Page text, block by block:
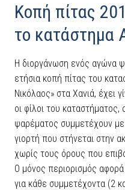
Κοπή πίτας
το κατάστημα
Η διοργάνωση ενός αγώνα
ετήσια κοπή πίτας του
Νικόλαος» στα Χανιά, έχει
οι φίλοι του καταστήματος,
ψαρέματος συμμετέχουν
γιορτή που στήνεται στην
χωρίς τους όρους που
Ο μόνος περιορισμός
για κάθε συμμετέχοντα (2